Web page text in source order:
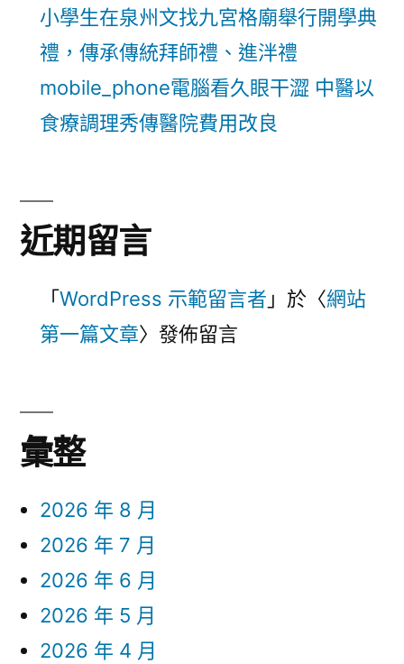
小學生在泉州文找九宮格廟舉行開學典
禮，傳承傳統拜師禮、進泮禮
mobile_phone電腦看久眼干澀 中醫以
食療調理秀傳醫院費用改良
近期留言
「 WordPress 示範留言者 」於〈網站
第一篇文章〉發佈留言
彙整
2026 年 8 月
2026 年 7 月
2026 年 6 月
2026 年 5 月
2026 年 4 月